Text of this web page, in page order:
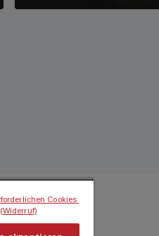
Cookies